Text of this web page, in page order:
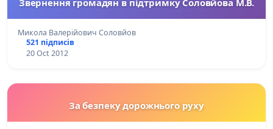
Микола Валерійович Соловйов
521 підписів
20 Oct 2012
За безпеку дорожнього руху